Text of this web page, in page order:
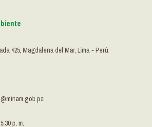
425, Magdalena del Mar, Lima - Perú.
p. m.